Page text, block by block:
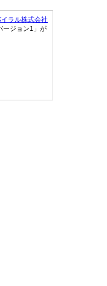
イラル株式会社
ージョン1」が